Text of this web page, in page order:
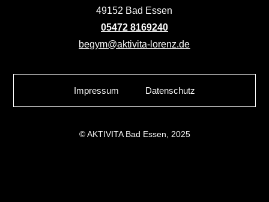
49152 Bad Essen
05472 8169240
begym@aktivita-lorenz.de
Impressum Datenschutz
© AKTIVITA Bad Essen, 2025